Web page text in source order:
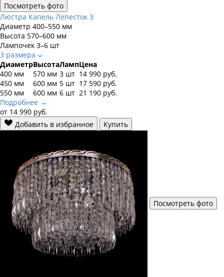
Посмотреть фото
Люстра Капель Лепесток 3
Диаметр 400–550 мм
Высота 570–600 мм
Лампочек 3–6 шт
3 размера
ДиаметрВысотаЛампЦена
400 мм
570 мм 3 шт 14 990 руб.
450 мм
600 мм 5 шт 17 590 руб.
550 мм
600 мм 6 шт 21 190 руб.
Подробнее →
от 14 990 руб.
Добавить в избранное
Купить
Посмотреть фото